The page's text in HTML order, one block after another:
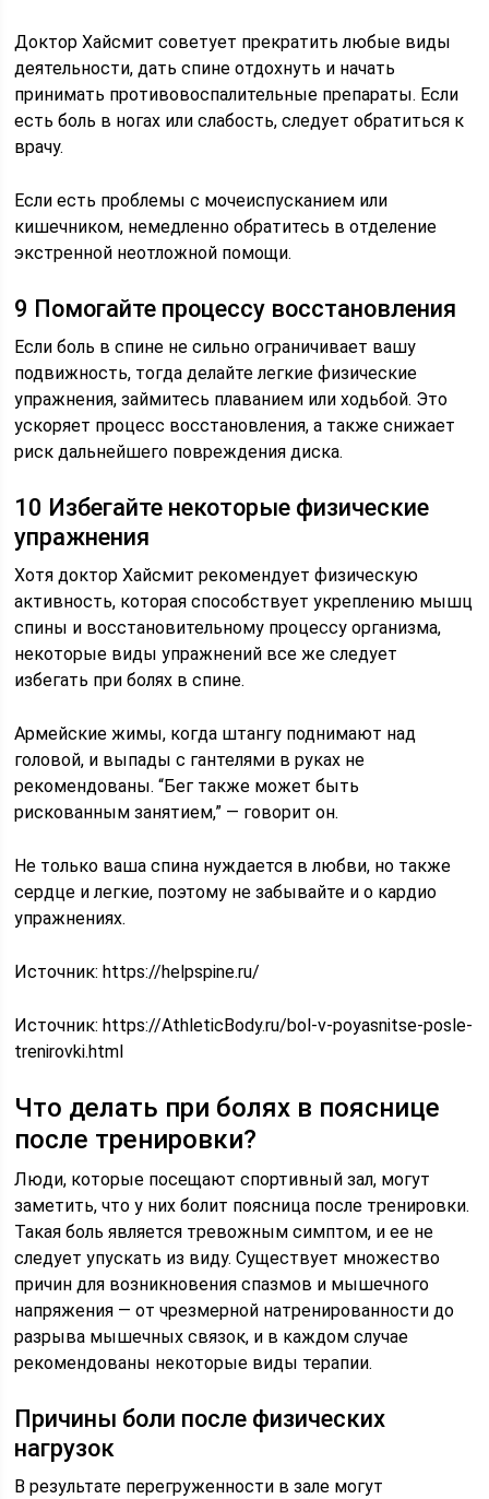
Доктор Хайсмит советует прекратить любые виды
деятельности, дать спине отдохнуть и начать
принимать противовоспалительные препараты. Если
есть боль в ногах или слабость, следует обратиться к
врачу.
Если есть проблемы с мочеиспусканием или
кишечником, немедленно обратитесь в отделение
экстренной неотложной помощи.
9 Помогайте процессу восстановления
Если боль в спине не сильно ограничивает вашу
подвижность, тогда делайте легкие физические
упражнения, займитесь плаванием или ходьбой. Это
ускоряет процесс восстановления, а также снижает
риск дальнейшего повреждения диска.
10 Избегайте некоторые физические
упражнения
Хотя доктор Хайсмит рекомендует физическую
активность, которая способствует укреплению мышц
спины и восстановительному процессу организма,
некоторые виды упражнений все же следует
избегать при болях в спине.
Армейские жимы, когда штангу поднимают над
головой, и выпады с гантелями в руках не
рекомендованы. “Бег также может быть
рискованным занятием,” — говорит он.
Не только ваша спина нуждается в любви, но также
сердце и легкие, поэтому не забывайте и о кардио
упражнениях.
Источник: https://helpspine.ru/
Источник:https://AthleticBody.ru/bol-v-poyasnitse-posle-
trenirovki.html
Что делать при болях в пояснице
после тренировки?
Люди, которые посещают спортивный зал, могут
заметить, что у них болит поясница после тренировки.
Такая боль является тревожным симптом, и ее не
следует упускать из виду. Существует множество
причин для возникновения спазмов и мышечного
напряжения — от чрезмерной натренированности до
разрыва мышечных связок, и в каждом случае
рекомендованы некоторые виды терапии.
Причины боли после физических
нагрузок
В результате перегруженности в зале могут